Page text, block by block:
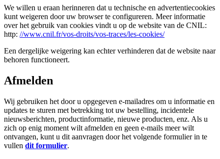
We willen u eraan herinneren dat u technische en advertentiecookies
kunt weigeren door uw browser te configureren. Meer informatie
over het gebruik van cookies vindt u op de website van de CNIL:
http: //www.cnil.fr/vos-droits/vos-traces/les-cookies/
Een dergelijke weigering kan echter verhinderen dat de website naar
behoren functioneert.
Afmelden
Wij gebruiken het door u opgegeven e-mailadres om u informatie en
updates te sturen met betrekking tot uw bestelling, incidentele
nieuwsberichten, productinformatie, nieuwe producten, enz. Als u
zich op enig moment wilt afmelden en geen e-mails meer wilt
ontvangen, kunt u dit aanvragen door het volgende formulier in te
vullen dit formulier.